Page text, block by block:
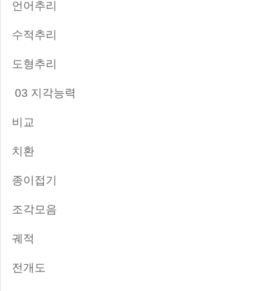
언어추리
수적추리
도형추리
03 지각능력
비교
치환
종이접기
조각모음
궤적
전개도